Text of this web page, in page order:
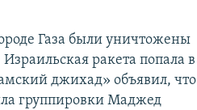
Газа были уничтожены
ракета попала в
джихад» объявил, что
группировки Маджед